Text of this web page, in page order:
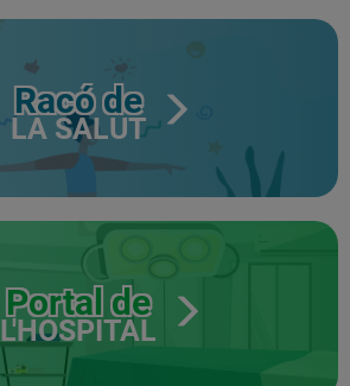
Racó de
LA SALUT
Portal de
L'HOSPITAL